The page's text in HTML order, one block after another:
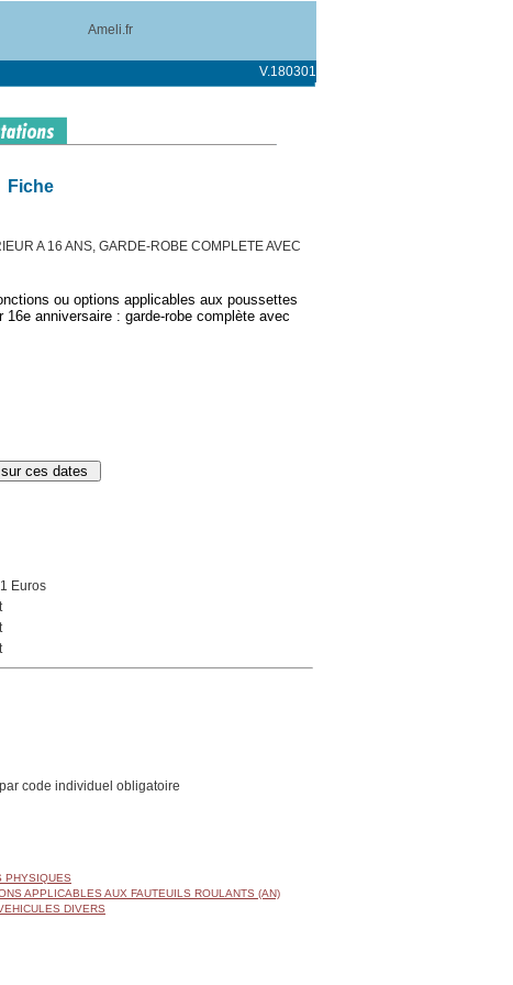
Ameli.fr
V.180301
Fiche
A 16 ANS, GARDE-ROBE COMPLETE AVEC
ou options applicables aux poussettes
anniversaire : garde-robe complète avec
Euros
code individuel obligatoire
PHYSIQUES
APPLICABLES AUX FAUTEUILS ROULANTS (AN)
DIVERS